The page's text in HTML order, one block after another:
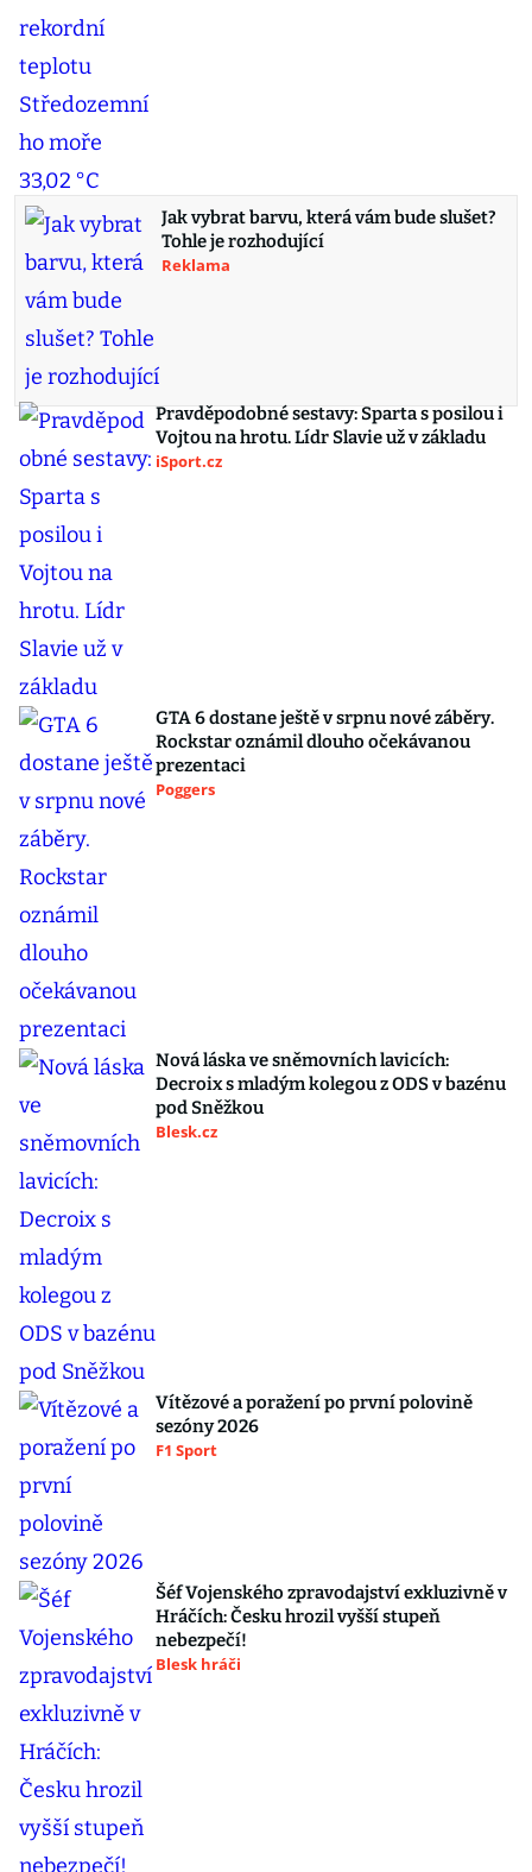
Jak vybrat barvu, která vám bude slušet?
Tohle je rozhodující
Reklama
Pravděpodobné sestavy: Sparta s posilou i
Vojtou na hrotu. Lídr Slavie už v základu
iSport.cz
GTA 6 dostane ještě v srpnu nové záběry.
Rockstar oznámil dlouho očekávanou
prezentaci
Poggers
Nová láska ve sněmovních lavicích:
Decroix s mladým kolegou z ODS v bazénu
pod Sněžkou
Blesk.cz
Vítězové a poražení po první polovině
sezóny 2026
F1 Sport
Šéf Vojenského zpravodajství exkluzivně v
Hráčích: Česku hrozil vyšší stupeň
nebezpečí!
Blesk hráči